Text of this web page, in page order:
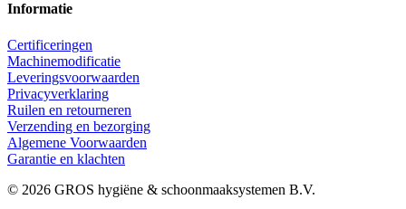
Informatie
Certificeringen
Machinemodificatie
Leveringsvoorwaarden
Privacyverklaring
Ruilen en retourneren
Verzending en bezorging
Algemene Voorwaarden
Garantie en klachten
© 2026 GROS hygiëne & schoonmaaksystemen B.V.